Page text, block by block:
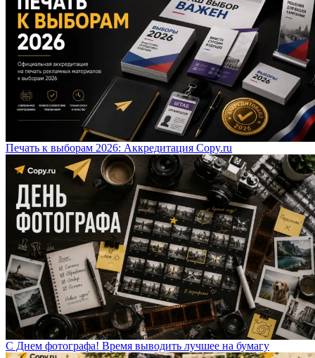
Печать к выборам 2026: Аккредитация Copy.ru
С Днем фотографа! Время выводить лучшее на бумагу